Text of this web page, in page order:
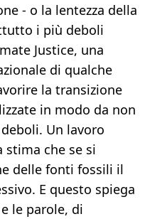
- o la lentezza della
i più deboli
Justice, una
di qualche
la transizione
in modo da non
Un lavoro
stima che se si
delle fonti fossili il
E questo spiega
le parole, di